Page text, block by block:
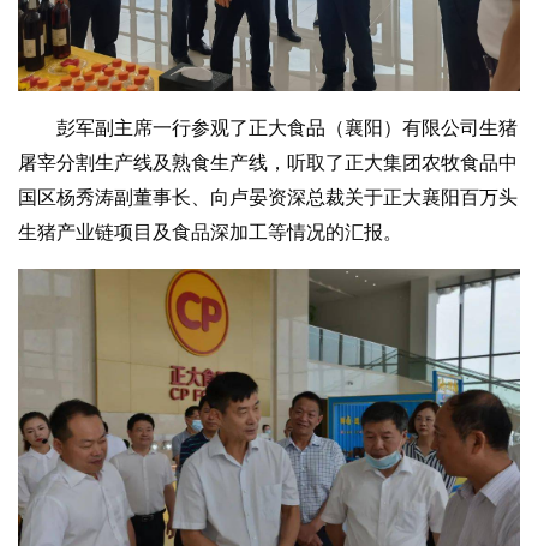
彭军副主席一行参观了正大食品（襄阳）有限公司生猪
屠宰分割生产线及熟食生产线，听取了正大集团农牧食品中
国区杨秀涛副董事长、向卢晏资深总裁关于正大襄阳百万头
生猪产业链项目及食品深加工等情况的汇报。